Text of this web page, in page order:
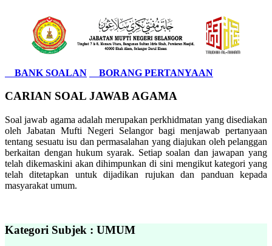
BANK SOALAN BORANG PERTANYAAN
CARIAN SOAL JAWAB AGAMA
Soal jawab agama adalah merupakan perkhidmatan yang disediakan
oleh Jabatan Mufti Negeri Selangor bagi menjawab pertanyaan
tentang sesuatu isu dan permasalahan yang diajukan oleh pelanggan
berkaitan dengan hukum syarak. Setiap soalan dan jawapan yang
telah dikemaskini akan dihimpunkan di sini mengikut kategori yang
telah ditetapkan untuk dijadikan rujukan dan panduan kepada
masyarakat umum.
Kategori Subjek : UMUM